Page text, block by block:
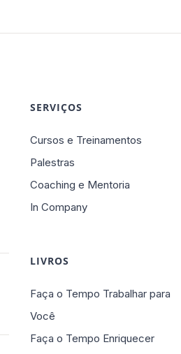
SERVIÇOS
Cursos e Treinamentos
Palestras
Coaching e Mentoria
In Company
LIVROS
Faça o Tempo Trabalhar para
Você
Faça o Tempo Enriquecer